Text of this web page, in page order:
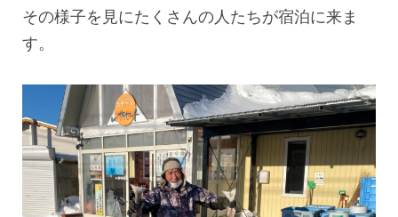
その様子を見にたくさんの人たちが宿泊に来ま
す。